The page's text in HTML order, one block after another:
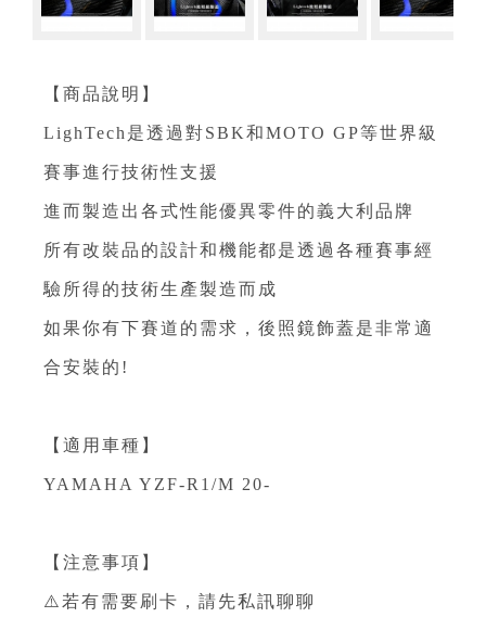
【商品說明】
LighTech是透過對SBK和MOTO GP等世界級
賽事進行技術性支援
進而製造出各式性能優異零件的義大利品牌
所有改裝品的設計和機能都是透過各種賽事經
驗所得的技術生產製造而成
如果你有下賽道的需求，後照鏡飾蓋是非常適
合安裝的!
【適用車種】
YAMAHA YZF-R1/M 20-
【注意事項】
⚠️若有需要刷卡，請先私訊聊聊